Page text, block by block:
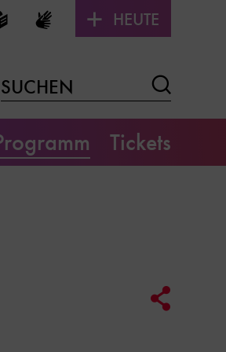
wählen
Sprache
Gebärdensprache
HEUTE
SUCHEN
Tickets